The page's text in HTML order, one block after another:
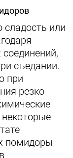
сладость или
съедании.
при
резко
помидоры